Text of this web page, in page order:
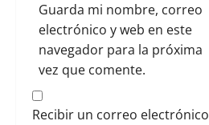
Guarda mi nombre, correo
electrónico y web en este
navegador para la próxima
vez que comente.
Recibir un correo electrónico